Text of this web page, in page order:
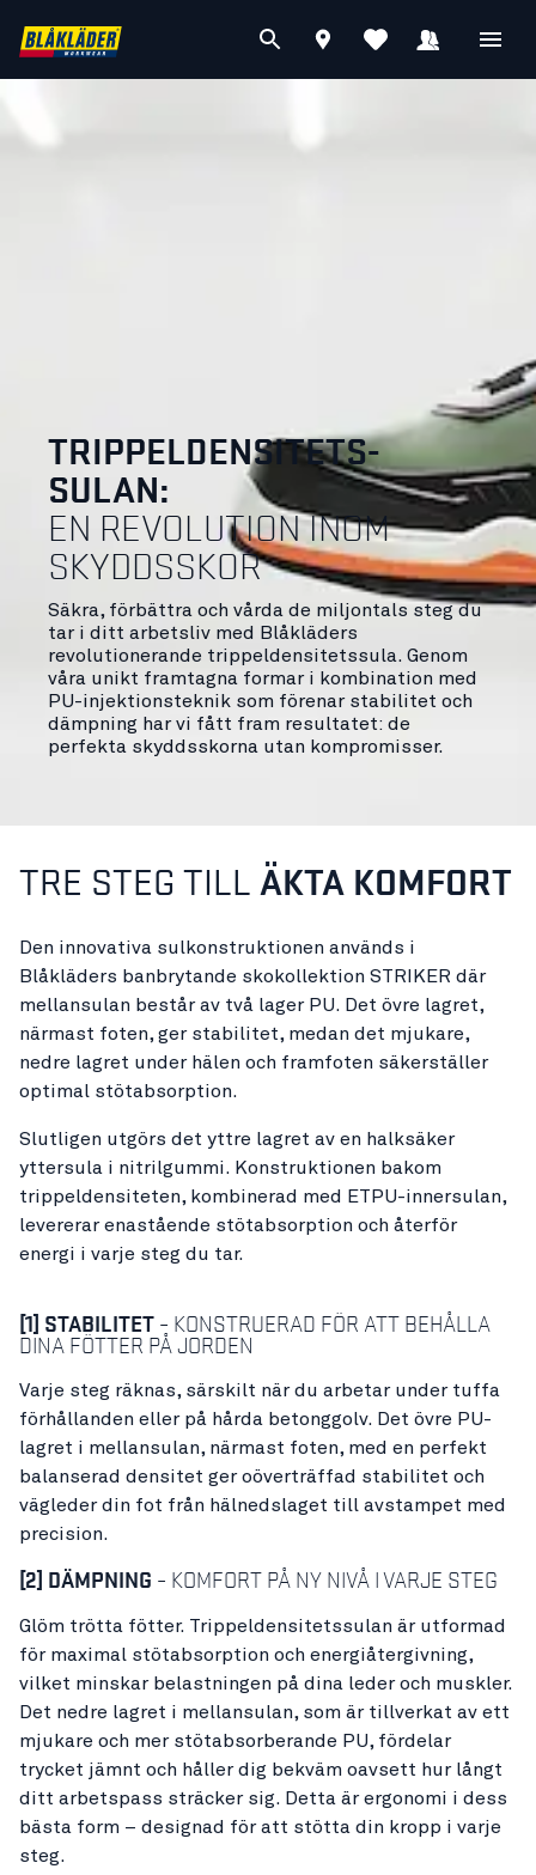
TRIPPELDENSITETS-
SULAN:
EN REVOLUTION INOM
SKYDDSSKOR
Säkra, förbättra och vårda de miljontals steg du
tar i ditt arbetsliv med Blåkläders
revolutionerande trippeldensitetssula. Genom
våra unikt framtagna formar i kombination med
PU-injektionsteknik som förenar stabilitet och
dämpning har vi fått fram resultatet: de
perfekta skyddsskorna utan kompromisser.
TRE STEG TILL ÄKTA KOMFORT
Den innovativa sulkonstruktionen används i
Blåkläders banbrytande skokollektion STRIKER där
mellansulan består av två lager PU. Det övre lagret,
närmast foten, ger stabilitet, medan det mjukare,
nedre lagret under hälen och framfoten säkerställer
optimal stötabsorption.
Slutligen utgörs det yttre lagret av en halksäker
yttersula i nitrilgummi. Konstruktionen bakom
trippeldensiteten, kombinerad med ETPU-innersulan,
levererar enastående stötabsorption och återför
energi i varje steg du tar.
[1] STABILITET – KONSTRUERAD FÖR ATT BEHÅLLA
DINA FÖTTER PÅ JORDEN
Varje steg räknas, särskilt när du arbetar under tuffa
förhållanden eller på hårda betonggolv. Det övre PU-
lagret i mellansulan, närmast foten, med en perfekt
balanserad densitet ger oöverträffad stabilitet och
vägleder din fot från hälnedslaget till avstampet med
precision.
[2] DÄMPNING – KOMFORT PÅ NY NIVÅ I VARJE STEG
Glöm trötta fötter. Trippeldensitetssulan är utformad
för maximal stötabsorption och energiåtergivning,
vilket minskar belastningen på dina leder och muskler.
Det nedre lagret i mellansulan, som är tillverkat av ett
mjukare och mer stötabsorberande PU, fördelar
trycket jämnt och håller dig bekväm oavsett hur långt
ditt arbetspass sträcker sig. Detta är ergonomi i dess
bästa form – designad för att stötta din kropp i varje
steg.